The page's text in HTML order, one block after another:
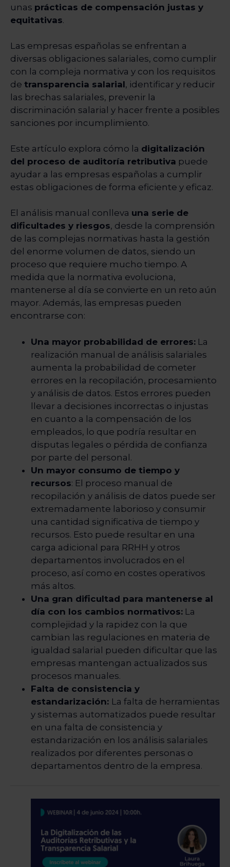
unas prácticas de compensación justas y
equitativas.
Las empresas españolas se enfrentan a
diversas obligaciones salariales, como cumplir
con la compleja normativa y con los requisitos
de transparencia salarial, identificar y reducir
las brechas salariales, prevenir la
discriminación salarial y hacer frente a posibles
sanciones por incumplimiento.
Este artículo explora cómo la digitalización
del proceso de auditoría retributiva puede
ayudar a las empresas españolas a cumplir
estas obligaciones de forma eficiente y eficaz.
El análisis manual conlleva una serie de
dificultades y riesgos, desde la comprensión
de las complejas normativas hasta la gestión
del enorme volumen de datos, siendo un
proceso que requiere mucho tiempo. A
medida que la normativa evoluciona,
mantenerse al día se convierte en un reto aún
mayor. Además, las empresas pueden
encontrarse con:
Una mayor probabilidad de errores: La
realización manual de análisis salariales
aumenta la probabilidad de cometer
errores en la recopilación, procesamiento
y análisis de datos. Estos errores pueden
llevar a decisiones incorrectas o injustas
en cuanto a la compensación de los
empleados, lo que podría resultar en
disputas legales o pérdida de confianza
por parte del personal.
Un mayor consumo de tiempo y
recursos: El proceso manual de
recopilación y análisis de datos puede ser
extremadamente laborioso y consumir
una cantidad significativa de tiempo y
recursos. Esto puede resultar en una
carga adicional para RRHH y otros
departamentos involucrados en el
proceso, así como en costes operativos
más altos.
Una gran dificultad para mantenerse al
día con los cambios normativos: La
complejidad y la rapidez con la que
cambian las regulaciones en materia de
igualdad salarial pueden dificultar que las
empresas mantengan actualizados sus
procesos manuales.
Falta de consistencia y
estandarización: La falta de herramientas
y sistemas automatizados puede resultar
en una falta de consistencia y
estandarización en los análisis salariales
realizados por diferentes personas o
departamentos dentro de la empresa.